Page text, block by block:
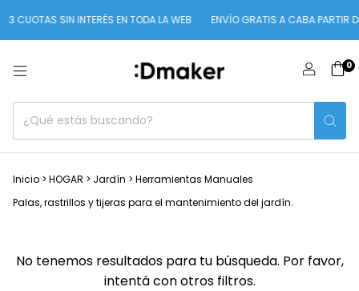
3 CUOTAS SIN INTERÉS EN TODA LA WEB ENVÍO GRATIS A CABA PARTIR
0
Inicio > HOGAR > Jardín > Herramientas Manuales
Palas, rastrillos y tijeras para el mantenimiento del jardín.
No tenemos resultados para tu búsqueda. Por favor,
intentá con otros filtros.